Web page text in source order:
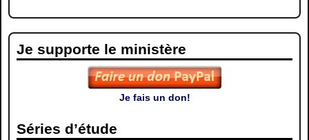
Je supporte le ministère
Je fais un don!
Séries d’étude